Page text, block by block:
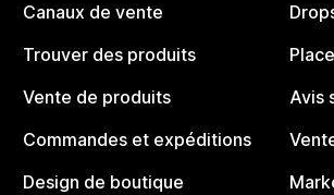
Canaux de vente
Trouver des produits
Vente de produits
Commandes et expéditions
Design de boutique
Avis